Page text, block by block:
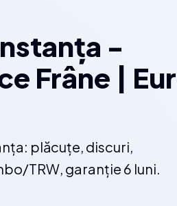
-
Frâne |
plăcuțe, discuri,
TRW, garanție 6 luni.